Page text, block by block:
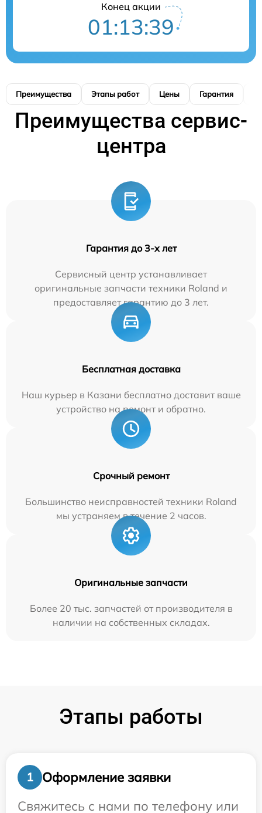
Конец акции
01:13:38
Преимущества Этапы работ Цены Гарантия
Преимущества сервис-
центра
Гарантия до 3-х лет
Сервисный центр устанавливает
оригинальные запчасти техники Roland и
предоставляет гарантию до 3 лет.
Бесплатная доставка
Наш курьер в Казани бесплатно доставит ваше
устройство на ремонт и обратно.
Срочный ремонт
Большинство неисправностей техники Roland
мы устраняем в течение 2 часов.
Оригинальные запчасти
Более 20 тыс. запчастей от производителя в
наличии на собственных складах.
Этапы работы
1
Оформление заявки
Свяжитесь с нами по телефону или